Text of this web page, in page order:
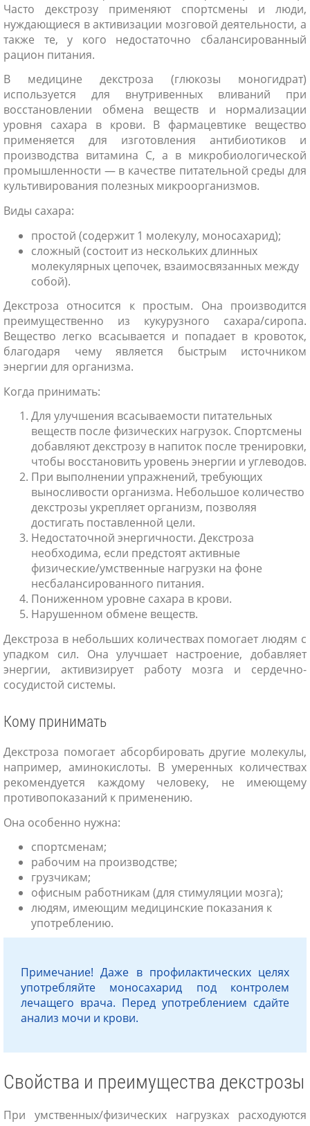
Часто декстрозу применяют спортсмены и люди,
нуждающиеся в активизации мозговой деятельности, а
также те, у кого недостаточно сбалансированный
рацион питания.
В медицине декстроза (глюкозы моногидрат)
используется для внутривенных вливаний при
восстановлении обмена веществ и нормализации
уровня сахара в крови. В фармацевтике вещество
применяется для изготовления антибиотиков и
производства витамина С, а в микробиологической
промышленности — в качестве питательной среды для
культивирования полезных микроорганизмов.
Виды сахара:
простой (содержит 1 молекулу, моносахарид);
сложный (состоит из нескольких длинных
молекулярных цепочек, взаимосвязанных между
собой).
Декстроза относится к простым. Она производится
преимущественно из кукурузного сахара/сиропа.
Вещество легко всасывается и попадает в кровоток,
благодаря чему является быстрым источником
энергии для организма.
Когда принимать:
Для улучшения всасываемости питательных
веществ после физических нагрузок. Спортсмены
добавляют декстрозу в напиток после тренировки,
чтобы восстановить уровень энергии и углеводов.
При выполнении упражнений, требующих
выносливости организма. Небольшое количество
декстрозы укрепляет организм, позволяя
достигать поставленной цели.
Недостаточной энергичности. Декстроза
необходима, если предстоят активные
физические/умственные нагрузки на фоне
несбалансированного питания.
Пониженном уровне сахара в крови.
Нарушенном обмене веществ.
Декстроза в небольших количествах помогает людям с
упадком сил. Она улучшает настроение, добавляет
энергии, активизирует работу мозга и сердечно-
сосудистой системы.
Кому принимать
Декстроза помогает абсорбировать другие молекулы,
например, аминокислоты. В умеренных количествах
рекомендуется каждому человеку, не имеющему
противопоказаний к применению.
Она особенно нужна:
спортсменам;
рабочим на производстве;
грузчикам;
офисным работникам (для стимуляции мозга);
людям, имеющим медицинские показания к
употреблению.
Примечание! Даже в профилактических целях
употребляйте моносахарид под контролем
лечащего врача. Перед употреблением сдайте
анализ мочи и крови.
Свойства и преимущества декстрозы
При умственных/физических нагрузках расходуются